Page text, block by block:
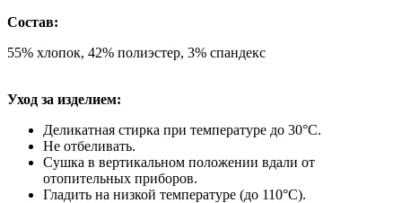
Состав:
55% хлопок, 42% полиэстер, 3% спандекс
Уход за изделием:
Деликатная стирка при температуре до 30°C.
Не отбеливать.
Сушка в вертикальном положении вдали от
отопительных приборов.
Гладить на низкой температуре (до 110°C).